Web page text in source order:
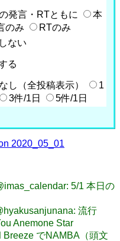
発言・RTともに
本
のみ
RTのみ
ない
る
し（全投稿表示）
1
3件/1日 5件/1日
2020_05_01
5/1 本日の
流行
Anemone Star
でNAMBA（頭文